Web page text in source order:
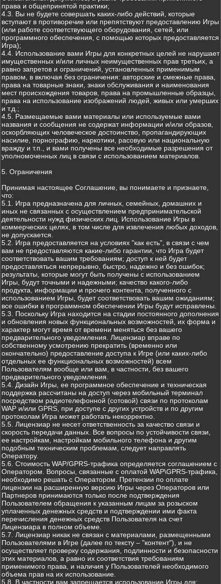
права и общепринятой практики;
4.3. Вы не будете совершать каких-либо действий, которые
вступают в противоречие или препятствуют предоставлению Игры
(или работе соответствующего оборудования, сетей, или
программного обеспечения, с помощью которых предоставляется
Игра);
4.4. Использование вами Игры для конкретных целей не нарушает
имущественных и/или личных неимущественных прав третьих, а
равно запретов и ограничений, установленных применимым
правом, в включая без ограничения: авторские и смежные права,
права на товарные знаки, знаки обслуживания и наименования
мест происхождения товаров, права на промышленные образцы,
права на использование изображений людей, живых или умерших
и т.д.;
4.5. Размещаемые вами материалы или используемые вами
названия и сообщения не содержат информации и/или образов,
оскорбляющих человеческое достоинство, пропагандирующих
насилие, порнографию, наркотики, расовую или национальную
вражду и т.п., и вами получены все необходимые разрешения от
уполномоченных лиц в связи с использованием материалов.
5. Ограничения
Принимая настоящее Соглашение, вы понимаете и признаете,
что:
5.1. Игра предназначена для личных, семейных, домашних и
иных не связанных с осуществлением предпринимательской
деятельности нужд физических лиц. Использование Игры в
коммерческих целях, в том числе для извлечения любых доходов,
не допускается.
5.2. Игра предоставляется на условиях "как есть", в связи с чем
вам не предоставляются какие-либо гарантии, что Игра будет
соответствовать вашим требованиям; доступ к ней будет
предоставляться непрерывно, быстро, надежно и без ошибок;
результаты, которые могут быть получены с использованием
Игры, будут точными и надежными; качество какого-либо
продукта, информации и прочего контента, полученного с
использованием Игры, будет соответствовать вашим ожиданиям;
все ошибки в программном обеспечении Игры будут исправлены.
5.3. Поскольку Игра находится на стадии постоянного дополнения
и обновления новых функциональных возможностей, их форма и
характер могут время от времени меняться без вашего
предварительного уведомления. Лицензиар вправе по
собственному усмотрению прекратить (временно или
окончательно) предоставление доступа к Игре (или каких-либо
отдельных ее функциональных возможностей) всем
Пользователям вообще или вам, в частности, без вашего
предварительного уведомления.
5.4. Дизайн Игры, ее программное обеспечение и техническая
поддержка рассчитаны на доступ через мобильный терминал
посредством радиотелефонной (сотовой) связи по протоколам
WAP и/или GPRS, при доступе с других устройств и по другим
протоколам Игра может работать некорректно.
5.5. Лицензиар не несет ответственность за качество связи и
скорость передачи данных. Все вопросы по устойчивости связи,
ее настройкам, настройкам мобильного телефона и другим
подобным техническим проблемам, следует направлять
Оператору.
5.6. Стоимость WAP/GPRS-трафика определяется соглашением с
Оператором. Вопросы, связанные с оплатой WAP\GPRS-трафика,
необходимо решать с Оператором. Претензии по оплате
лицензии на расширенную версию Игры через Операторов или
Партнеров принимаются только после подтверждения
Пользователем обращения к указанным лицам за розыском
уплаченных денежных средств и подтверждении ими факта
перечисления денежных средств Пользователя на счет
Лицензиара в полном объеме.
5.7. Лицензиар никак не связан с материалами, размещенными
Пользователями в Игре (далее по тексту – "контент"), и не
осуществляет проверку содержания, подлинности и безопасности
этих материалов, а равно их соответствия требованиям
применимого права, и наличия у Пользователей необходимого
объема прав на их использование.
5.8. В частности вам запрещается использование Игры для: